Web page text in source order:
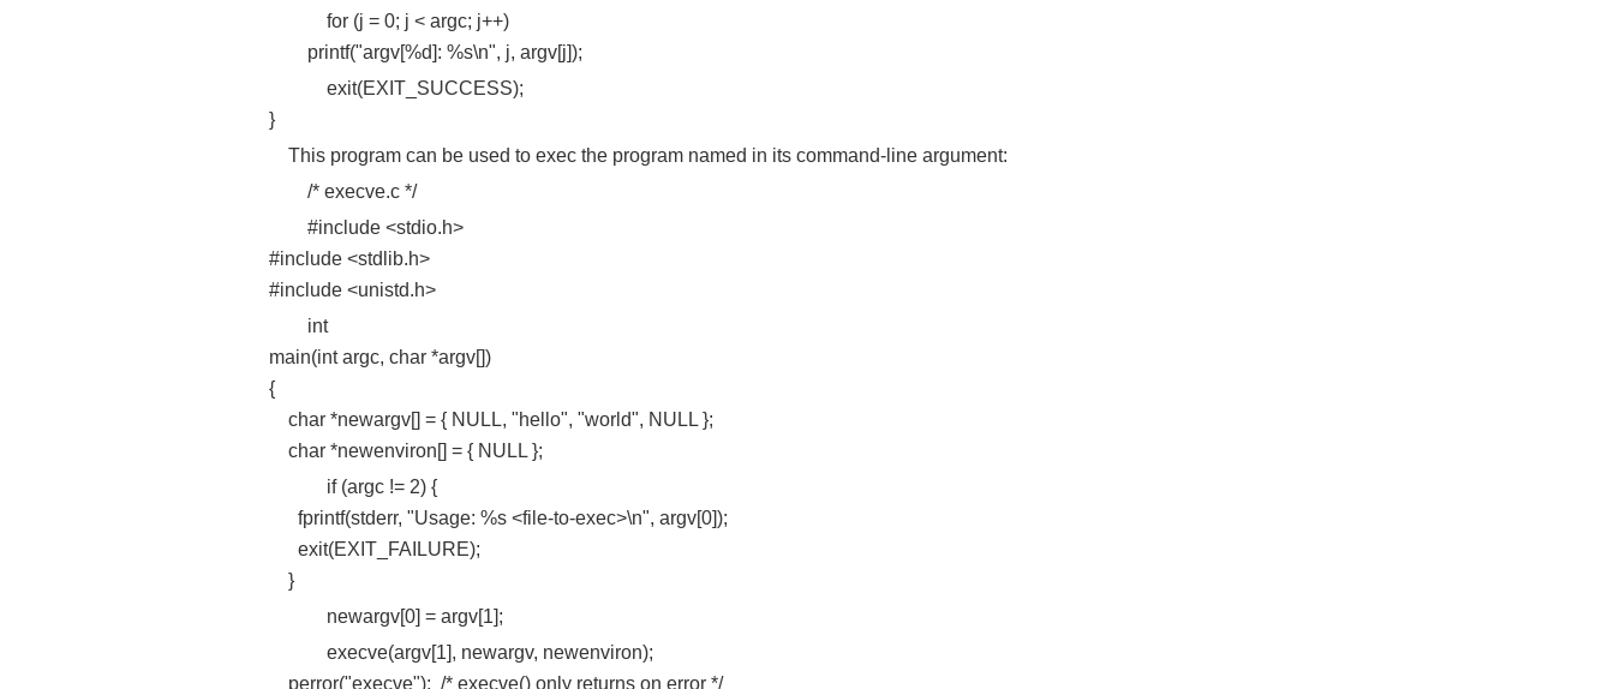
for (j = 0; j < argc; j++)
printf("argv[%d]: %s\n", j, argv[j]);
exit(EXIT_SUCCESS);
}
This program can be used to exec the program named in its command-line argument:
/* execve.c */
#include <stdio.h>
#include <stdlib.h>
#include <unistd.h>
int
main(int argc, char *argv[])
{
char *newargv[] = { NULL, "hello", "world", NULL };
char *newenviron[] = { NULL };
if (argc != 2) {
fprintf(stderr, "Usage: %s <file-to-exec>\n", argv[0]);
exit(EXIT_FAILURE);
}
newargv[0] = argv[1];
execve(argv[1], newargv, newenviron);
perror("execve"); /* execve() only returns on error */